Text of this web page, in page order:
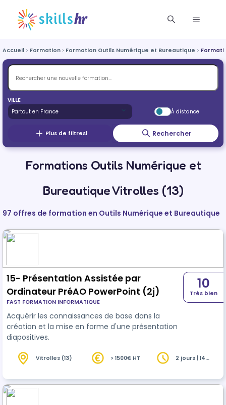
Accueil Formation Formation Outils Numérique et Bureautique
VILLE
À distance
Plus de filtres1 Rechercher
Formations Outils Numérique et
Bureautique Vitrolles (13)
97 offres de formation en Outils Numérique et Bureautique
15- Présentation Assistée par
Ordinateur PréAO PowerPoint (2j)
FAST FORMATION INFORMATIQUE
Acquérir les connaissances de base dans la
création et la mise en forme d'une présentation
diapositives.
10
Très bien
Vitrolles (13) > 1500€ HT
2 jours | 14